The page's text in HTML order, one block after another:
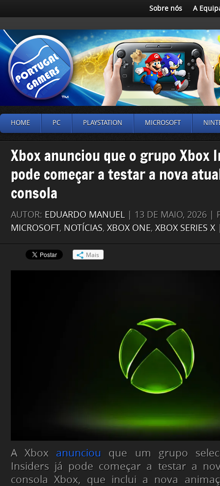
Sobre nós A
HOME PC PLAYSTATION MICROSOFT
Xbox anunciou que o grupo Xbox
pode começar a testar a nova
consola
AUTOR: EDUARDO MANUEL | 13 DE MAIO, 2026 |
MICROSOFT, NOTÍCIAS, XBOX ONE, XBOX SERIES X
Mais
A Xbox anunciou que um grupo
Insiders já pode começar a testar a
consola Xbox, que inclui a nova